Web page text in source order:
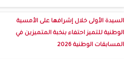
السيدة الأولى خلال إشرافها على الأمسية
الوطنية للتميز احتفاء بنخبة المتميزين في
المسابقات الوطنية 2026